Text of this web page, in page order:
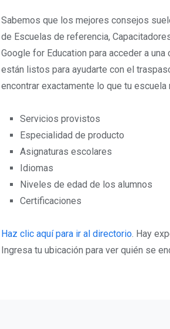
Sabemos que los mejores consejos
de Escuelas de referencia,
Google for Education para acceder a
están listos para ayudarte con el
encontrar exactamente lo que tu
Servicios provistos
Especialidad de producto
Asignaturas escolares
Idiomas
Niveles de edad de los alumnos
Certificaciones
Haz clic aquí para ir al directorio. Hay
Ingresa tu ubicación para ver quién se